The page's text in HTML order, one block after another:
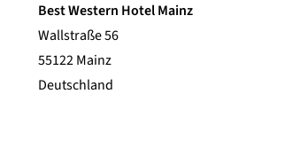
Best Western Hotel Mainz
Wallstraße 56
55122 Mainz
Deutschland